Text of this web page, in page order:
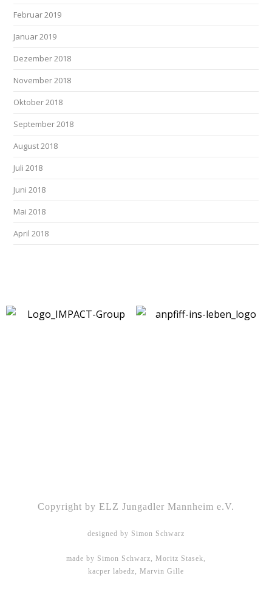
Februar 2019
Januar 2019
Dezember 2018
November 2018
Oktober 2018
September 2018
August 2018
Juli 2018
Juni 2018
Mai 2018
April 2018
Copyright by ELZ Jungadler Mannheim e.V.
designed by Simon Schwarz
made by Simon Schwarz, Moritz Stasek,
kacper labedz, Marvin Gille